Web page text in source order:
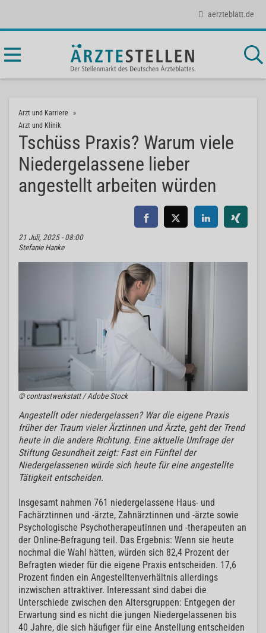
aerzteblatt.de
Arzt und Karriere
Arzt und Klinik
Tschüss Praxis? Warum viele
Niedergelassene lieber
angestellt arbeiten würden
21 Juli, 2025 - 08:00
Stefanie Hanke
© contrastwerkstatt / Adobe Stock
Angestellt oder niedergelassen? War die eigene Praxis
früher der Traum vieler Ärztinnen und Ärzte, geht der Trend
heute in die andere Richtung. Eine aktuelle Umfrage der
Stiftung Gesundheit zeigt: Fast ein Fünftel der
Niedergelassenen würde sich heute für eine angestellte
Tätigkeit entscheiden.
Insgesamt nahmen 761 niedergelassene Haus- und
Fachärztinnen und -ärzte, Zahnärztinnen und -ärzte sowie
Psychologische Psychotherapeutinnen und -therapeuten an
der Online-Befragung teil. Das Ergebnis: Wenn sie heute
nochmal die Wahl hätten, würden sich 82,4 Prozent der
Befragten wieder für die eigene Praxis entscheiden. 17,6
Prozent finden ein Angestelltenverhältnis allerdings
inzwischen attraktiver. Interessant sind dabei die
Unterschiede zwischen den Altersgruppen: Entgegen der
Erwartung sind es nicht die jungen Niedergelassenen bis
40 Jahre, die sich häufiger für eine Anstellung entscheiden